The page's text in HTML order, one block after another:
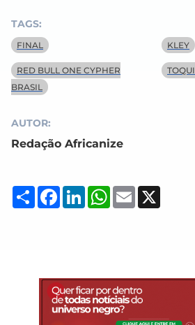
TAGS:
FINAL KLEY
RED BULL ONE CYPHER
BRASIL
AUTOR:
Redação Africanize
Compartilhar
Facebook
LinkedInWhatsApp
Email